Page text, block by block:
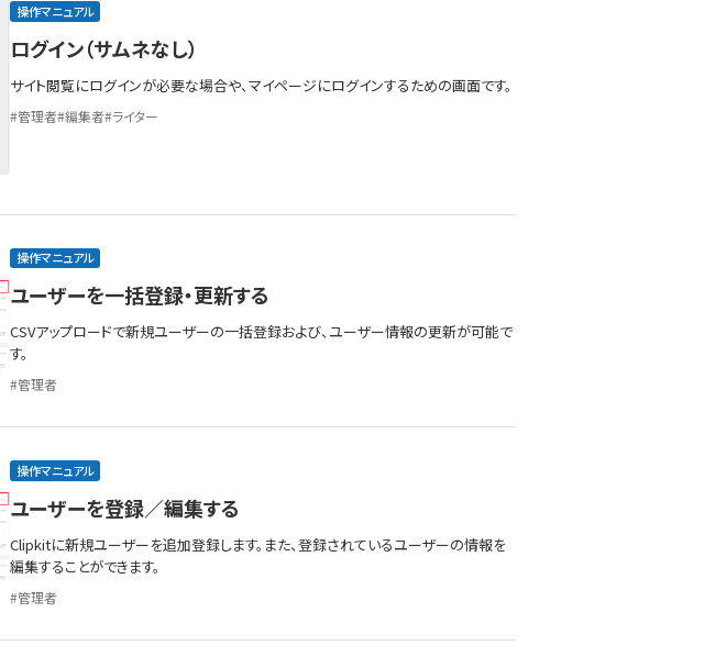
操作マニュアル
ログイン（サムネなし）
サイト閲覧にログインが必要な場合や、マイページにログインするための画面です。
管理者 編集者 ライター
操作マニュアル
ユーザーを一括登録・更新する
CSVアップロードで新規ユーザーの一括登録および、ユーザー情報の更新が可能で
す。
管理者
操作マニュアル
ユーザーを登録／編集する
Clipkitに新規ユーザーを追加登録します。また、登録されているユーザーの情報を
編集することができます。
管理者